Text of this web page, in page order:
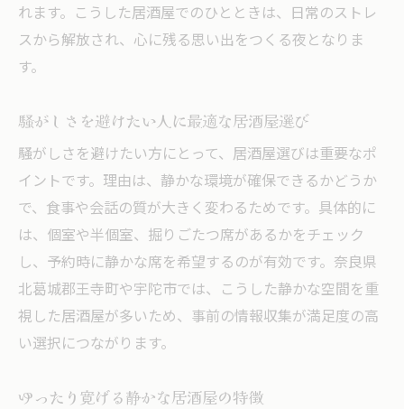
れます。こうした居酒屋でのひとときは、日常のストレ
スから解放され、心に残る思い出をつくる夜となりま
す。
騒がしさを避けたい人に最適な居酒屋選び
騒がしさを避けたい方にとって、居酒屋選びは重要なポ
イントです。理由は、静かな環境が確保できるかどうか
で、食事や会話の質が大きく変わるためです。具体的に
は、個室や半個室、掘りごたつ席があるかをチェック
し、予約時に静かな席を希望するのが有効です。奈良県
北葛城郡王寺町や宇陀市では、こうした静かな空間を重
視した居酒屋が多いため、事前の情報収集が満足度の高
い選択につながります。
ゆったり寛げる静かな居酒屋の特徴